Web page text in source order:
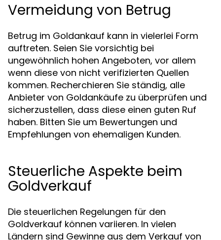
Vermeidung von Betrug
Betrug im Goldankauf kann in vielerlei Form
auftreten. Seien Sie vorsichtig bei
ungewöhnlich hohen Angeboten, vor allem
wenn diese von nicht verifizierten Quellen
kommen. Recherchieren Sie ständig, alle
Anbieter von Goldankäufe zu überprüfen und
sicherzustellen, dass diese einen guten Ruf
haben. Bitten Sie um Bewertungen und
Empfehlungen von ehemaligen Kunden.
Steuerliche Aspekte beim
Goldverkauf
Die steuerlichen Regelungen für den
Goldverkauf können variieren. In vielen
Ländern sind Gewinne aus dem Verkauf von